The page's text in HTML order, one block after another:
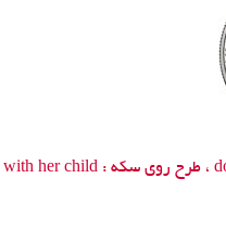
، طرح روی سکه : with her child